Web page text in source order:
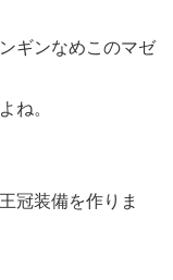
ギンなめこのマゼ
ね。
冠装備を作りま